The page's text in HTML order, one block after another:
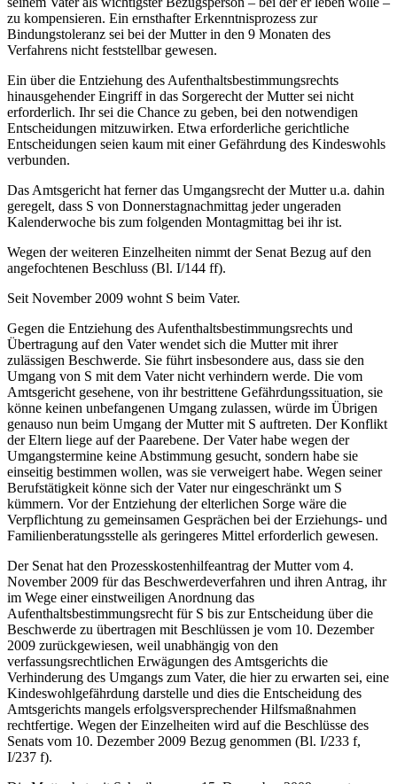
zu kompensieren. Ein ernsthafter Erkenntnisprozess zur
Bindungstoleranz sei bei der Mutter in den 9 Monaten des
Verfahrens nicht feststellbar gewesen.
Ein über die Entziehung des Aufenthaltsbestimmungsrechts
hinausgehender Eingriff in das Sorgerecht der Mutter sei nicht
erforderlich. Ihr sei die Chance zu geben, bei den notwendigen
Entscheidungen mitzuwirken. Etwa erforderliche gerichtliche
Entscheidungen seien kaum mit einer Gefährdung des Kindeswohls
verbunden.
Das Amtsgericht hat ferner das Umgangsrecht der Mutter u.a. dahin
geregelt, dass S von Donnerstagnachmittag jeder ungeraden
Kalenderwoche bis zum folgenden Montagmittag bei ihr ist.
Wegen der weiteren Einzelheiten nimmt der Senat Bezug auf den
angefochtenen Beschluss (Bl. I/144 ff).
Seit November 2009 wohnt S beim Vater.
Gegen die Entziehung des Aufenthaltsbestimmungsrechts und
Übertragung auf den Vater wendet sich die Mutter mit ihrer
zulässigen Beschwerde. Sie führt insbesondere aus, dass sie den
Umgang von S mit dem Vater nicht verhindern werde. Die vom
Amtsgericht gesehene, von ihr bestrittene Gefährdungssituation, sie
könne keinen unbefangenen Umgang zulassen, würde im Übrigen
genauso nun beim Umgang der Mutter mit S auftreten. Der Konflikt
der Eltern liege auf der Paarebene. Der Vater habe wegen der
Umgangstermine keine Abstimmung gesucht, sondern habe sie
einseitig bestimmen wollen, was sie verweigert habe. Wegen seiner
Berufstätigkeit könne sich der Vater nur eingeschränkt um S
kümmern. Vor der Entziehung der elterlichen Sorge wäre die
Verpflichtung zu gemeinsamen Gesprächen bei der Erziehungs- und
Familienberatungsstelle als geringeres Mittel erforderlich gewesen.
Der Senat hat den Prozesskostenhilfeantrag der Mutter vom 4.
November 2009 für das Beschwerdeverfahren und ihren Antrag, ihr
im Wege einer einstweiligen Anordnung das
Aufenthaltsbestimmungsrecht für S bis zur Entscheidung über die
Beschwerde zu übertragen mit Beschlüssen je vom 10. Dezember
2009 zurückgewiesen, weil unabhängig von den
verfassungsrechtlichen Erwägungen des Amtsgerichts die
Verhinderung des Umgangs zum Vater, die hier zu erwarten sei, eine
Kindeswohlgefährdung darstelle und dies die Entscheidung des
Amtsgerichts mangels erfolgsversprechender Hilfsmaßnahmen
rechtfertige. Wegen der Einzelheiten wird auf die Beschlüsse des
Senats vom 10. Dezember 2009 Bezug genommen (Bl. I/233 f,
I/237 f).